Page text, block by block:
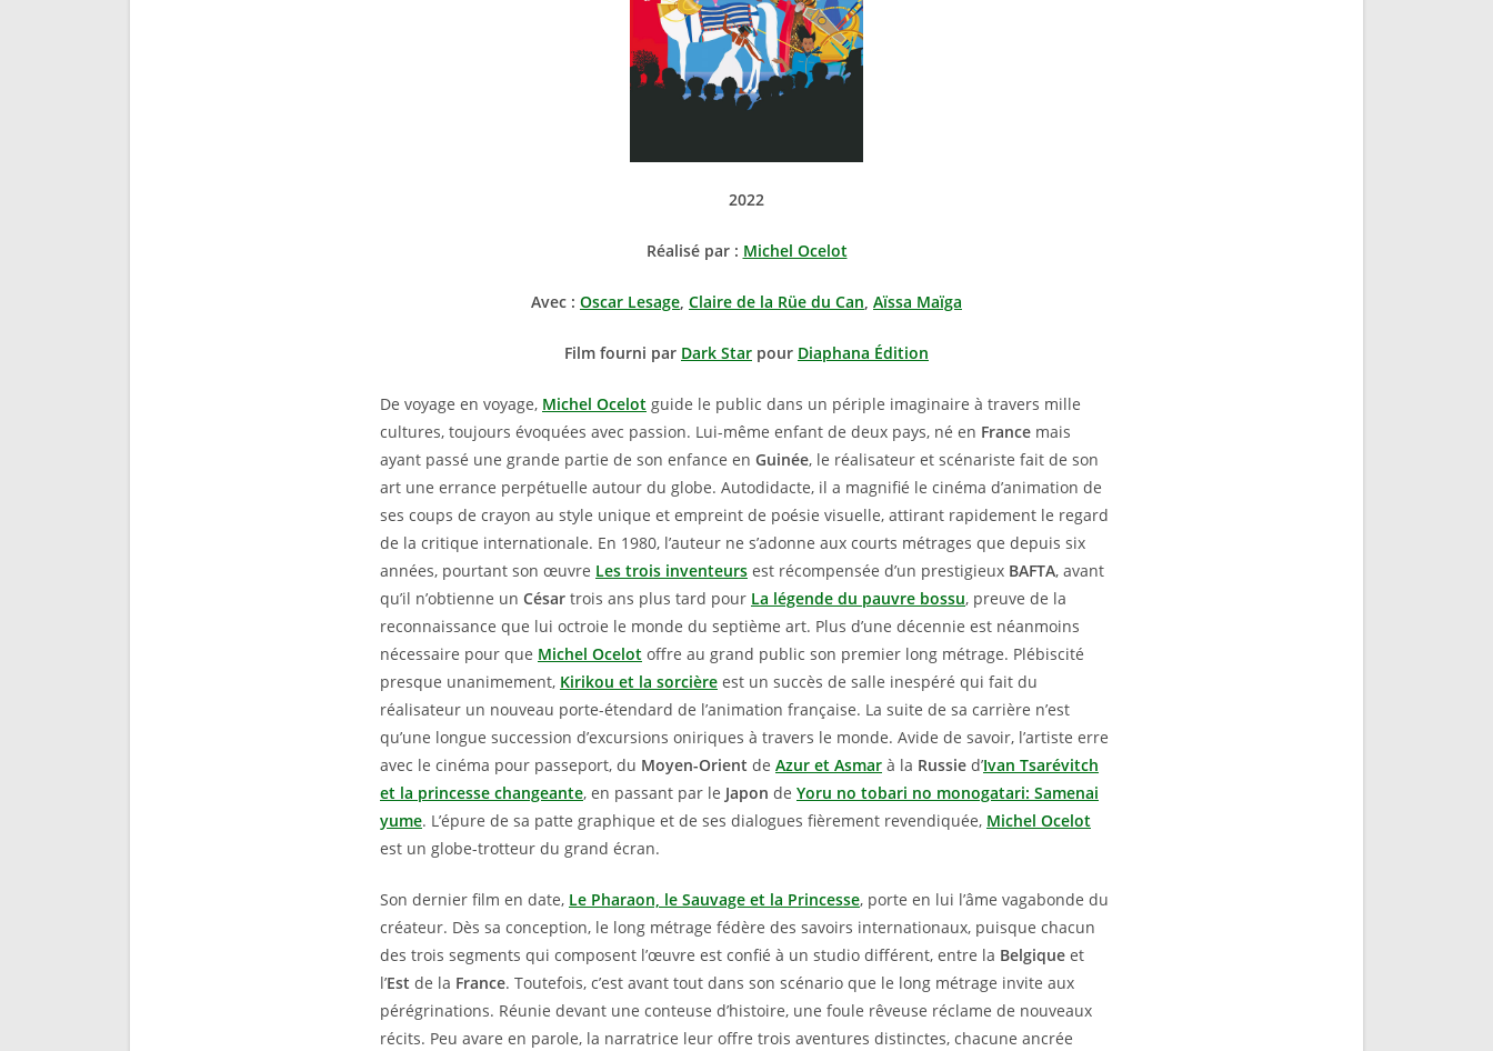
2022
Réalisé par : Michel Ocelot
Avec : Oscar Lesage, Claire de la Rüe du Can, Aïssa Maïga
Film fourni par Dark Star pour Diaphana Édition
De voyage en voyage, Michel Ocelot guide le public dans un périple imaginaire à travers mille
cultures, toujours évoquées avec passion. Lui-même enfant de deux pays, né en France mais
ayant passé une grande partie de son enfance en Guinée, le réalisateur et scénariste fait de son
art une errance perpétuelle autour du globe. Autodidacte, il a magnifié le cinéma d’animation de
ses coups de crayon au style unique et empreint de poésie visuelle, attirant rapidement le regard
de la critique internationale. En 1980, l’auteur ne s’adonne aux courts métrages que depuis six
années, pourtant son œuvre Les trois inventeurs est récompensée d’un prestigieux BAFTA, avant
qu’il n’obtienne un César trois ans plus tard pour La légende du pauvre bossu, preuve de la
reconnaissance que lui octroie le monde du septième art. Plus d’une décennie est néanmoins
nécessaire pour que Michel Ocelot offre au grand public son premier long métrage. Plébiscité
presque unanimement, Kirikou et la sorcière est un succès de salle inespéré qui fait du
réalisateur un nouveau porte-étendard de l’animation française. La suite de sa carrière n’est
qu’une longue succession d’excursions oniriques à travers le monde. Avide de savoir, l’artiste erre
avec le cinéma pour passeport, du Moyen-Orient de Azur et Asmar à la Russie d’Ivan Tsarévitch
et la princesse changeante, en passant par le Japon de Yoru no tobari no monogatari: Samenai
yume. L’épure de sa patte graphique et de ses dialogues fièrement revendiquée, Michel Ocelot
est un globe-trotteur du grand écran.
Son dernier film en date, Le Pharaon, le Sauvage et la Princesse, porte en lui l’âme vagabonde du
créateur. Dès sa conception, le long métrage fédère des savoirs internationaux, puisque chacun
des trois segments qui composent l’œuvre est confié à un studio différent, entre la Belgique et
l’Est de la France. Toutefois, c’est avant tout dans son scénario que le long métrage invite aux
pérégrinations. Réunie devant une conteuse d’histoire, une foule rêveuse réclame de nouveaux
récits. Peu avare en parole, la narratrice leur offre trois aventures distinctes, chacune ancrée